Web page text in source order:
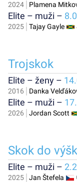
2024 Plamena
Elite – muži –
2025 Tajay Gayle
Trojskok
Elite – ženy –
2016 Danka
Elite – muži –
2026 Jordan Scott
Skok do
Elite – muži –
2025 Jan Štefela